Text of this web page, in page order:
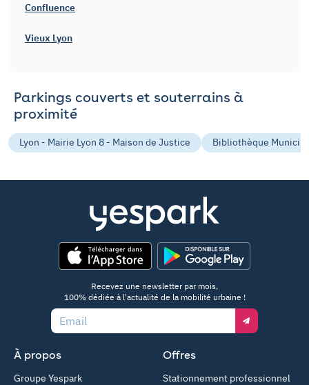
Confluence
Vieux Lyon
Parkings couverts et souterrains à
proximité
Lyon - Mairie Lyon 8 - Maison de Justice Bibliothèque
Recevez une newsletter par mois,
100% dédiée à l'actualité de la mobilité urbaine !
À propos
Groupe Yespark
Offres
Stationnement professionnel